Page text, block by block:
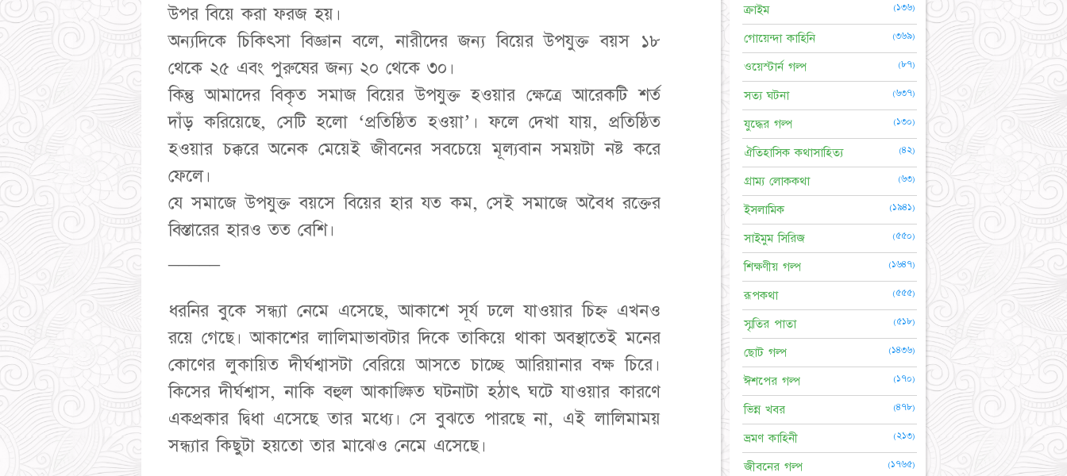
উপর বিয়ে করা ফরজ হয়।
অন্যদিকে চিকিৎসা বিজ্ঞান বলে, নারীদের জন্য বিয়ের উপযুক্ত বয়স ১৮
থেকে ২৫ এবং পুরুষের জন্য ২০ থেকে ৩০।
কিন্তু আমাদের বিকৃত সমাজ বিয়ের উপযুক্ত হওয়ার ক্ষেত্রে আরেকটি শর্ত
দাঁড় করিয়েছে, সেটি হলো ‘প্রতিষ্ঠিত হওয়া’। ফলে দেখা যায়, প্রতিষ্ঠিত
হওয়ার চক্করে অনেক মেয়েই জীবনের সবচেয়ে মূল্যবান সময়টা নষ্ট করে
ফেলে।
যে সমাজে উপযুক্ত বয়সে বিয়ের হার যত কম, সেই সমাজে অবৈধ রক্তের
বিস্তারের হারও তত বেশি।
ধরনির বুকে সন্ধ্যা নেমে এসেছে, আকাশে সূর্য ঢলে যাওয়ার চিহ্ন এখনও
রয়ে গেছে। আকাশের লালিমাভাবটার দিকে তাকিয়ে থাকা অবস্থাতেই মনের
কোণের লুকায়িত দীর্ঘশ্বাসটা বেরিয়ে আসতে চাচ্ছে আরিয়ানার বক্ষ চিরে।
কিসের দীর্ঘশ্বাস, নাকি বহুল আকাঙ্ক্ষিত ঘটনাটা হঠাৎ ঘটে যাওয়ার কারণে
একপ্রকার দ্বিধা এসেছে তার মধ্যে। সে বুঝতে পারছে না, এই লালিমাময়
সন্ধ্যার কিছুটা হয়তো তার মাঝেও নেমে এসেছে।
ক্রাইম (১৩৬)
গোয়েন্দা কাহিনি (৩৬৯)
ওয়েস্টার্ন গল্প (৮৭)
সত্য ঘটনা (৬৩৭)
যুদ্ধের গল্প (১৩০)
ঐতিহাসিক কথাসাহিত্য (৪২)
গ্রাম্য লোককথা (৬৩)
ইসলামিক (১৯৪১)
সাইমুম সিরিজ (৫৫০)
শিক্ষণীয় গল্প (১৬৪৭)
রূপকথা (৫৫৫)
স্মৃতির পাতা (৫১৮)
ছোট গল্প (১৪৩৬)
ঈশপের গল্প (১৭০)
ভিন্ন খবর (৪৭৮)
ভ্রমণ কাহিনী (২১৩)
জীবনের গল্প (১৭৬৫)